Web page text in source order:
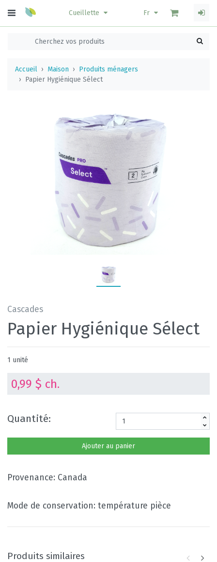
Cueillette Fr
Accueil Maison
Produits ménagers
Papier Hygiénique Sélect
Cascades
Papier Hygiénique Sélect
1 unité
0,99 $ ch.
Quantité:
Ajouter au panier
Provenance: Canada
Mode de conservation: température pièce
Produits similaires